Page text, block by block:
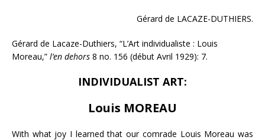
Gérard de LACAZE-DUTHIERS.
Gérard de Lacaze-Duthiers, “L’Art individualiste : Louis
Moreau,” l’en dehors 8 no. 156 (début Avril 1929): 7.
INDIVIDUALIST ART:
Louis MOREAU
With what joy I learned that our comrade Louis Moreau was